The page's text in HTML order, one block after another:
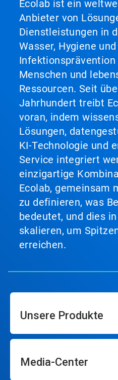
Ecolab ist ein
Anbieter von
Dienstleistungen in
Wasser, Hygiene und
Infektionsprävention
Menschen und
Ressourcen. Seit
Jahrhundert treibt
voran, indem
Lösungen,
KI-Technologie und
Service integriert
einzigartige
Ecolab, gemeinsam
zu definieren, was
bedeutet, und dies
skalieren, um
erreichen.
Unsere Produkte
Media-Center